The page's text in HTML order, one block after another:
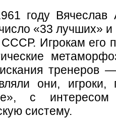
году Вячеслав
«33 лучших»
Игрокам его
тренеров
они,
ве», с
систему.